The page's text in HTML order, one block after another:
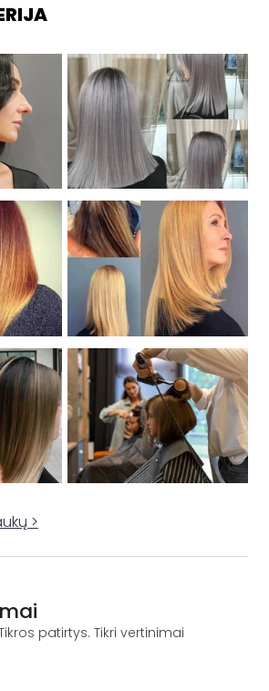
>
patirtys. Tikri vertinimai